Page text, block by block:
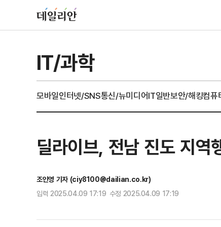
IT/과학
모바일인터넷/SNS통신/뉴미디어IT일반보안/해킹컴퓨
딜라이브, 전남 진도 지역
조인영 기자 (ciy8100@dailian.co.kr)
입력 2025.04.09 17:19 수정 2025.04.09 17:19